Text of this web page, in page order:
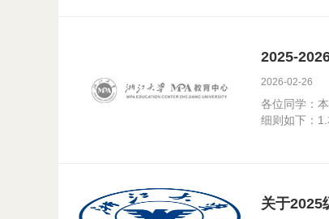
2025-
2026-02-26
各位同学：
细则如下：1.
关于2025